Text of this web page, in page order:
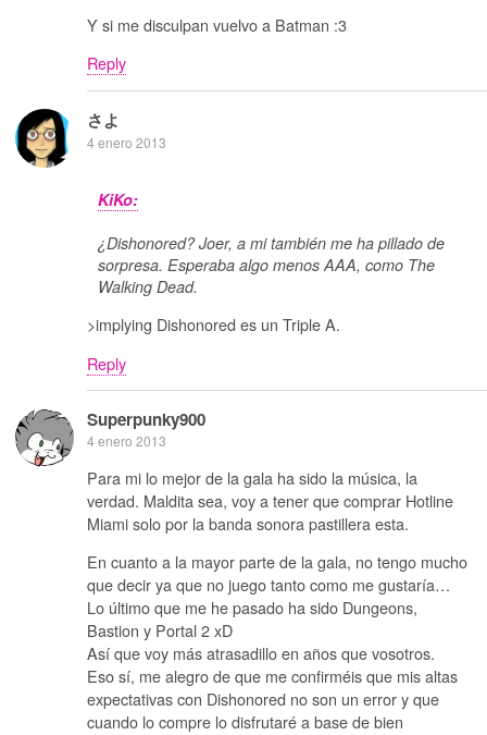
Y si me disculpan vuelvo a Batman :3
Reply
さよ
4 enero 2013
KiKo:
¿Dishonored? Joer, a mi también me ha pillado de
sorpresa. Esperaba algo menos AAA, como The
Walking Dead.
>implying Dishonored es un Triple A.
Reply
Superpunky900
4 enero 2013
Para mi lo mejor de la gala ha sido la música, la
verdad. Maldita sea, voy a tener que comprar Hotline
Miami solo por la banda sonora pastillera esta.
En cuanto a la mayor parte de la gala, no tengo mucho
que decir ya que no juego tanto como me gustaría…
Lo último que me he pasado ha sido Dungeons,
Bastion y Portal 2 xD
Así que voy más atrasadillo en años que vosotros.
Eso sí, me alegro de que me confirméis que mis altas
expectativas con Dishonored no son un error y que
cuando lo compre lo disfrutaré a base de bien